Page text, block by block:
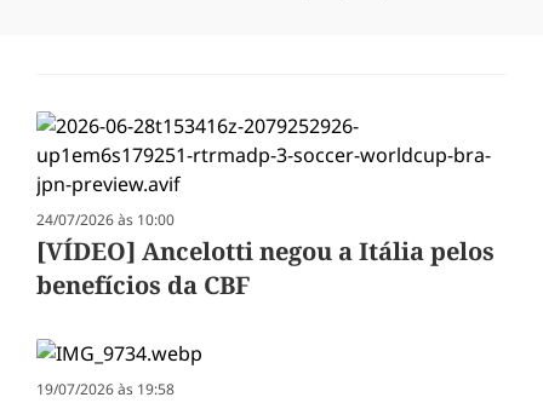
24/07/2026 às 10:00
[VÍDEO] Ancelotti negou a Itália pelos
benefícios da CBF
19/07/2026 às 19:58